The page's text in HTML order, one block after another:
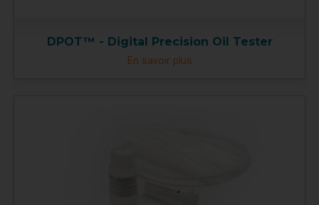
DPOT™ - Digital Precision Oil Tester
En savoir plus